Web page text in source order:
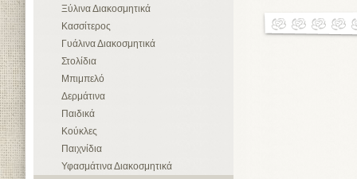
Ξύλινα Διακοσμητικά
Κασσίτερος
Γυάλινα Διακοσμητικά
Στολίδια
Μπιμπελό
Δερμάτινα
Παιδικά
Κούκλες
Παιχνίδια
Υφασμάτινα Διακοσμητικά